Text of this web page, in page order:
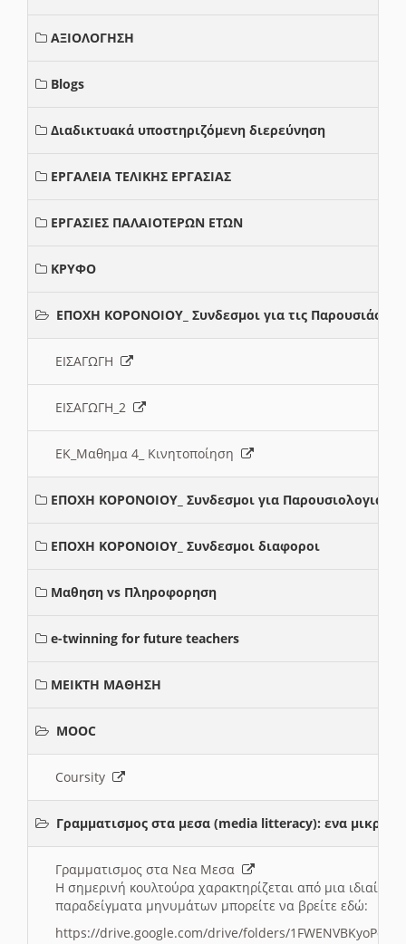
ΑΞΙΟΛΟΓΗΣΗ
Blogs
Διαδικτυακά υποστηριζόμενη διερεύνηση
ΕΡΓΑΛΕΙΑ ΤΕΛΙΚΗΣ ΕΡΓΑΣΙΑΣ
ΕΡΓΑΣΙΕΣ ΠΑΛΑΙΟΤΕΡΩΝ ΕΤΩΝ
ΚΡΥΦΟ
ΕΠΟΧΗ ΚΟΡΟΝΟΙΟΥ_ Συνδεσμοι για τις Παρουσιάσεις
ΕΙΣΑΓΩΓΗ
ΕΙΣΑΓΩΓΗ_2
ΕΚ_Μαθημα 4_ Κινητοποίηση
ΕΠΟΧΗ ΚΟΡΟΝΟΙΟΥ_ Συνδεσμοι για Παρουσιολογια
ΕΠΟΧΗ ΚΟΡΟΝΟΙΟΥ_ Συνδεσμοι διαφοροι
Μαθηση vs Πληροφορηση
e-twinning for future teachers
ΜΕΙΚΤΗ ΜΑΘΗΣΗ
MOOC
Coursity
Γραμματισμος στα μεσα (media litteracy): ενα μικρο
Γραμματισμος στα Νεα Μεσα
Η σημερινή κουλτούρα χαρακτηρίζεται από μια
παραδείγματα μηνυμάτων μπορείτε να βρείτε εδώ:
https://drive.google.com/drive/folders/